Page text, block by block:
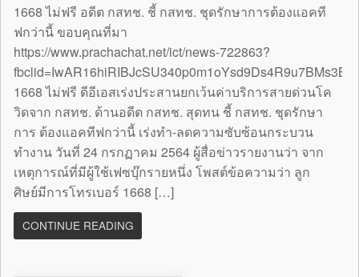
1668 ไม่ฟรี อดีต กสทช. ชี้ กสทช. ชุดรักษาการต้องแอคที
ฟกว่านี้ ขอบคุณที่มา
https://www.prachachat.net/ict/news-722863?
1668 ไม่ฟรี ดีอีเอสเร่งประสานยกเว้นค่าบริการสายด่วนโค
วิดจาก กสทช. ด้านอดีต กสทช. สุดทน ชี้ กสทช. ชุดรักษา
การ ต้องแอคทีฟกว่านี้ เร่งทำ-ลดความซับซ้อนกระบวน
ทำงาน วันที่ 24 กรกฏาคม 2564 ผู้สื่อข่าวรายงานว่า จาก
เหตุการณ์ที่มีผู้ใช้เฟซบุ๊กรายหนึ่ง โพสต์ข้อความว่า ลูก
ศิษย์มีการโทรเบอร์ 1668 […]
CONTINUE READING